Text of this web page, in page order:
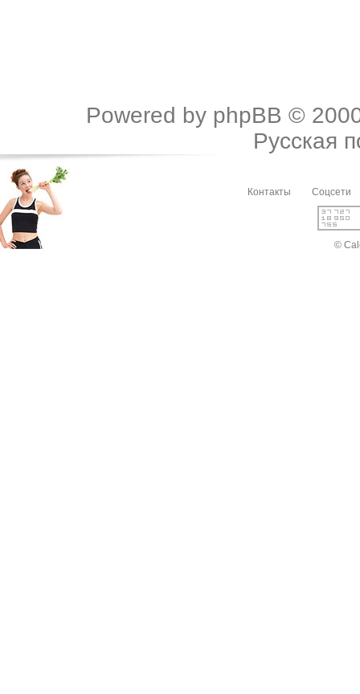
Powered by phpBB ©
Русская
Контакты Соцсети
©